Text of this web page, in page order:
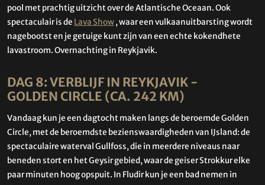
pool met prachtig uitzicht over de Atlantische Oceaan. Ook
spectaculair is de Lava Show, waar een vulkaanuitbarsting wordt
nagebootst en je getuige kunt zijn van een echte kokendhete
lavastroom. Overnachting in Reykjavik.
DAG 8: VERBLIJF IN REYKJAVIK -
GOLDEN CIRCLE (CA. 242 KM)
Vandaag kun je een dagtocht maken langs de beroemde Golden
Circle, met de beroemdste bezienswaardigheden van IJsland: de
spectaculaire waterval Gullfoss, die in meerdere niveaus naar
beneden stort en het Geysir gebied, waar de geiser Strokkur elke
paar minuten hoog opspuit. In Fludir kun je een bad nemen in